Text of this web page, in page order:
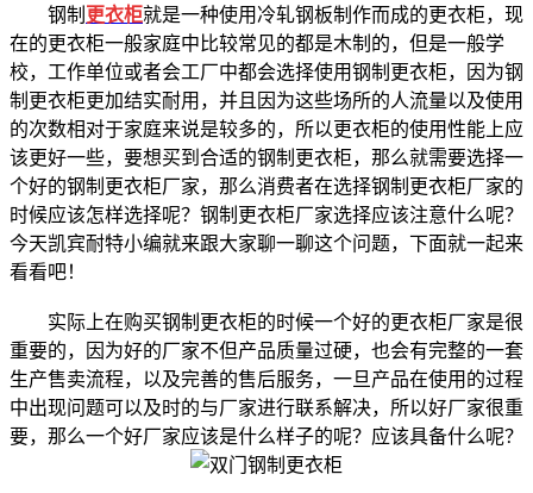
钢制 更衣柜就是一种使用冷轧钢板制作而成的更衣柜，现
在的更衣柜一般家庭中比较常见的都是木制的，但是一般学
校，工作单位或者会工厂中都会选择使用钢制更衣柜，因为钢
制更衣柜更加结实耐用，并且因为这些场所的人流量以及使用
的次数相对于家庭来说是较多的，所以更衣柜的使用性能上应
该更好一些，要想买到合适的钢制更衣柜，那么就需要选择一
个好的钢制更衣柜厂家，那么消费者在选择钢制更衣柜厂家的
时候应该怎样选择呢？钢制更衣柜厂家选择应该注意什么呢？
今天凯宾耐特小编就来跟大家聊一聊这个问题，下面就一起来
看看吧！
实际上在购买钢制更衣柜的时候一个好的更衣柜厂家是很
重要的，因为好的厂家不但产品质量过硬，也会有完整的一套
生产售卖流程，以及完善的售后服务，一旦产品在使用的过程
中出现问题可以及时的与厂家进行联系解决，所以好厂家很重
要，那么一个好厂家应该是什么样子的呢？应该具备什么呢？